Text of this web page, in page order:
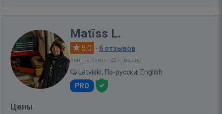
Matīss L.
5.0 · 6 отзывов
Был на сайте: 22 ч. назад
Latviski, По-русски, English
PRO
Цены